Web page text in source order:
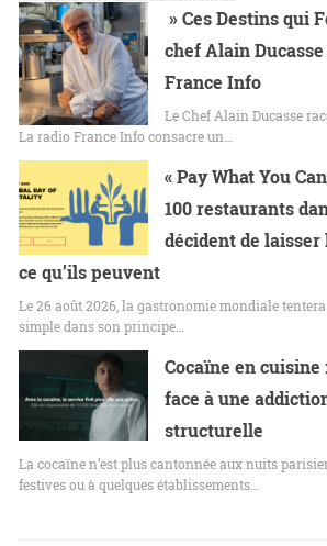
» Ces Destins qui
chef Alain
France Info
Le Chef Alain Ducasse
La radio France Info consacre un…
« Pay What You
100 restaurants
décident de
ce qu’ils peuvent
Le 26 août 2026, la gastronomie mondiale
simple dans son principe…
Cocaïne en
face à une
structurelle
La cocaïne n’est plus cantonnée aux nuits
festives ou à quelques établissements…